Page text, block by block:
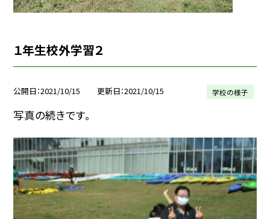
１年生校外学習２
公開日 2021/10/15 更新日 2021/10/15 学校の様子
写真の続きです。